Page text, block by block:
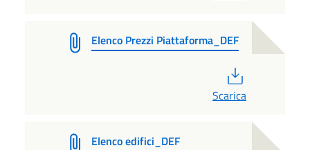
Elenco Prezzi Piattaforma_DEF
Scarica
Elenco edifici_DEF